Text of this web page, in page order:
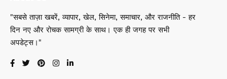
"सबसे ताज़ा खबरें, व्यापार, खेल, सिनेमा, समाचार, और राजनीति - हर
दिन नए और रोचक सामग्री के साथ। एक ही जगह पर सभी
अपडेट्स।"